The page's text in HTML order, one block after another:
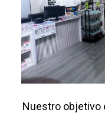
Nuestro objetivo